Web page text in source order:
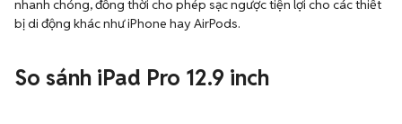
nhanh chóng, đồng thời cho phép sạc ngược tiện lợi cho các thiết
bị di động khác như iPhone hay AirPods.
So sánh iPad Pro 12.9 inch